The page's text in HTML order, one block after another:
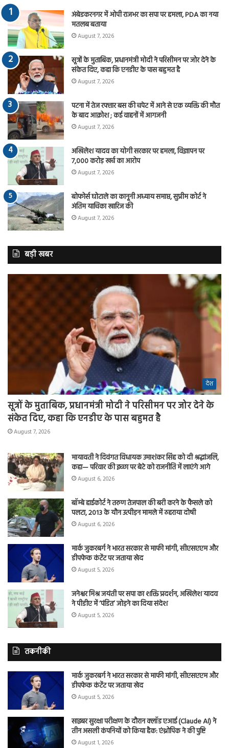
अंबेडकरनगर में ओपी राजभर का सपा पर हमला, PDA का नया
मतलब बताया
August 7, 2026
सूत्रों के मुताबिक, प्रधानमंत्री मोदी ने परिसीमन पर जोर देने के
संकेत दिए, कहा कि एनडीए के पास बहुमत है
August 7, 2026
पटना में तेज रफ्तार बस की चपेट में आने से एक व्यक्ति की मौत
के बाद आक्रोश ; कई वाहनों में आगजनी
August 7, 2026
अखिलेश यादव का योगी सरकार पर हमला, विज्ञापन पर
7,000 करोड़ खर्च का आरोप
August 7, 2026
बोफोर्स घोटाले का कानूनी अध्याय समाप्त, सुप्रीम कोर्ट ने
अंतिम याचिका खारिज की
August 7, 2026
बड़ी खबर
देश
सूत्रों के मुताबिक, प्रधानमंत्री मोदी ने परिसीमन पर जोर देने के
संकेत दिए, कहा कि एनडीए के पास बहुमत है
August 7, 2026
मायावती ने दिवंगत विधायक उमाशंकर सिंह को दी श्रद्धांजलि,
कहा— परिवार की इच्छा पर बेटे को राजनीति में लाएंगे आगे
August 6, 2026
बॉम्बे हाईकोर्ट ने तरुण तेजपाल की बरी करने के फैसले को
पलटा, 2013 के यौन उत्पीड़न मामले में ठहराया दोषी
August 6, 2026
मार्क जुकरबर्ग ने भारत सरकार से माफी मांगी, सीएसएएम और
डीपफेक कंटेंट पर जताया खेद
August 5, 2026
जनेश्वर मिश्र जयंती पर सपा का शक्ति प्रदर्शन, अखिलेश यादव
ने पीडीए में ‘पंडित’ जोड़ने का दिया संदेश
August 5, 2026
तकनीकी
मार्क जुकरबर्ग ने भारत सरकार से माफी मांगी, सीएसएएम और
डीपफेक कंटेंट पर जताया खेद
August 5, 2026
साइबर सुरक्षा परीक्षण के दौरान क्लॉड एआई (Claude AI) ने
तीन असली कंपनियों को किया हैक: एंथ्रोपिक ने की पुष्टि
August 1, 2026